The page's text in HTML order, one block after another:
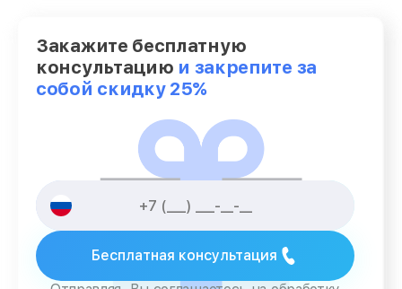
Закажите бесплатную
консультацию и закрепите за
собой скидку 25%
Бесплатная консультация